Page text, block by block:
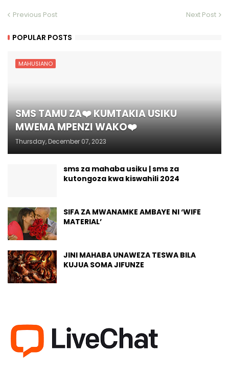
Previous Post Next Post
POPULAR POSTS
MAHUSIANO
SMS TAMU ZA❤️ KUMTAKIA USIKU
MWEMA MPENZI WAKO❤️
Thursday, December 07, 2023
sms za mahaba usiku | sms za
kutongoza kwa kiswahili 2024
SIFA ZA MWANAMKE AMBAYE NI ‘WIFE
MATERIAL’
JINI MAHABA UNAWEZA TESWA BILA
KUJUA SOMA JIFUNZE